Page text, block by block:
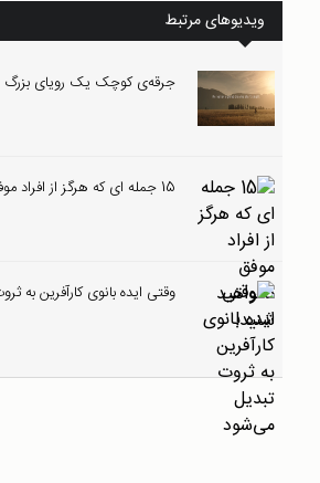
ویدیوهای مرتبط
جرقه‌ی کوچک یک رویای بزرگ
15 جمله ای که هرگز از افراد موفق نخواهید شنید!
وقتی ایده بانوی کارآفرین به